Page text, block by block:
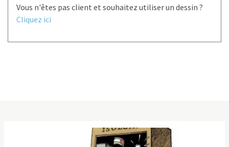
Vous n'êtes pas client et souhaitez utiliser un dessin ?
Cliquez ici